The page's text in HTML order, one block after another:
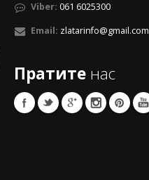
Viber: 061 6025300
Email: zlatarinfo@gmail.com
Пратите нас